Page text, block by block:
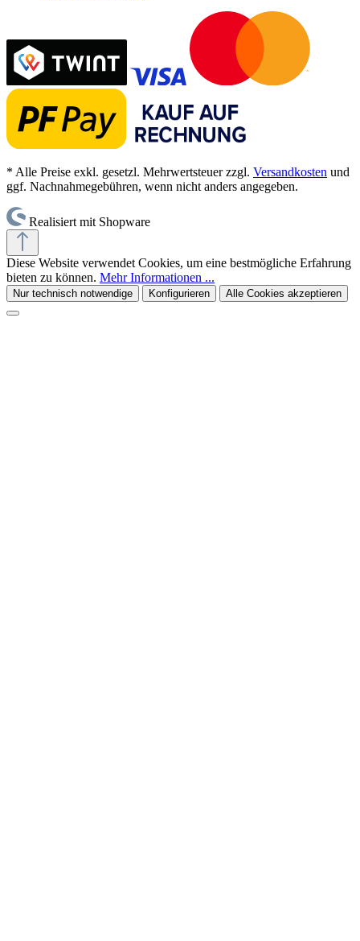
* Alle Preise exkl. gesetzl. Mehrwertsteuer zzgl. Versandkosten und
ggf. Nachnahmegebühren, wenn nicht anders angegeben.
Realisiert mit Shopware
Diese Website verwendet Cookies, um eine bestmögliche Erfahrung
bieten zu können. Mehr Informationen ...
Nur technisch notwendige Konfigurieren Alle Cookies akzeptieren